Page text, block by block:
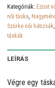
Kategóriák: Ezüst
női táska,
Szürke női hátizsák,
táskák
LEÍRÁS
Végre egy